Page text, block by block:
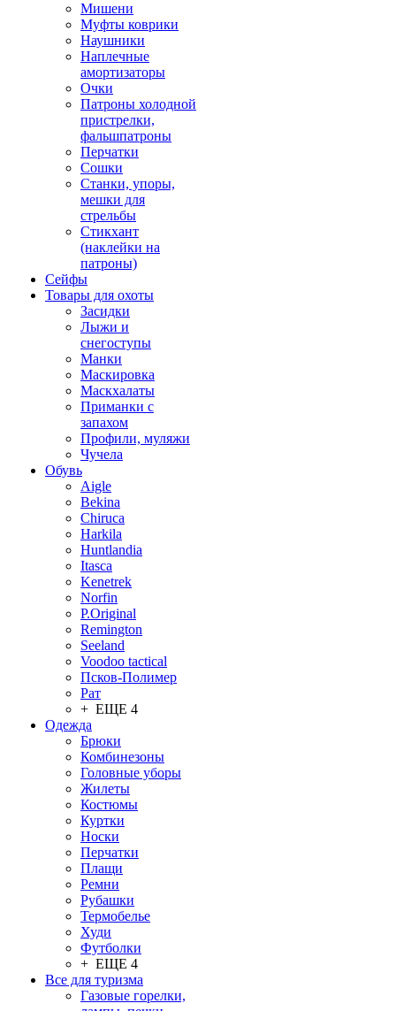
Мишени
Муфты коврики
Наушники
Наплечные
амортизаторы
Очки
Патроны холодной
пристрелки,
фальшпатроны
Перчатки
Сошки
Станки, упоры,
мешки для
стрельбы
Стикхант
(наклейки на
патроны)
Сейфы
Товары для охоты
Засидки
Лыжи и
снегоступы
Манки
Маскировка
Маскхалаты
Приманки с
запахом
Профили, муляжи
Чучела
Обувь
Aigle
Bekina
Chiruсa
Harkila
Huntlandia
Itasca
Kenetrek
Norfin
P.Original
Remington
Seeland
Voodoo tactical
Псков-Полимер
Рат
+ ЕЩЕ 4
Одежда
Брюки
Комбинезоны
Головные уборы
Жилеты
Костюмы
Куртки
Носки
Перчатки
Плащи
Ремни
Рубашки
Термобелье
Худи
Футболки
+ ЕЩЕ 4
Все для туризма
Газовые горелки,